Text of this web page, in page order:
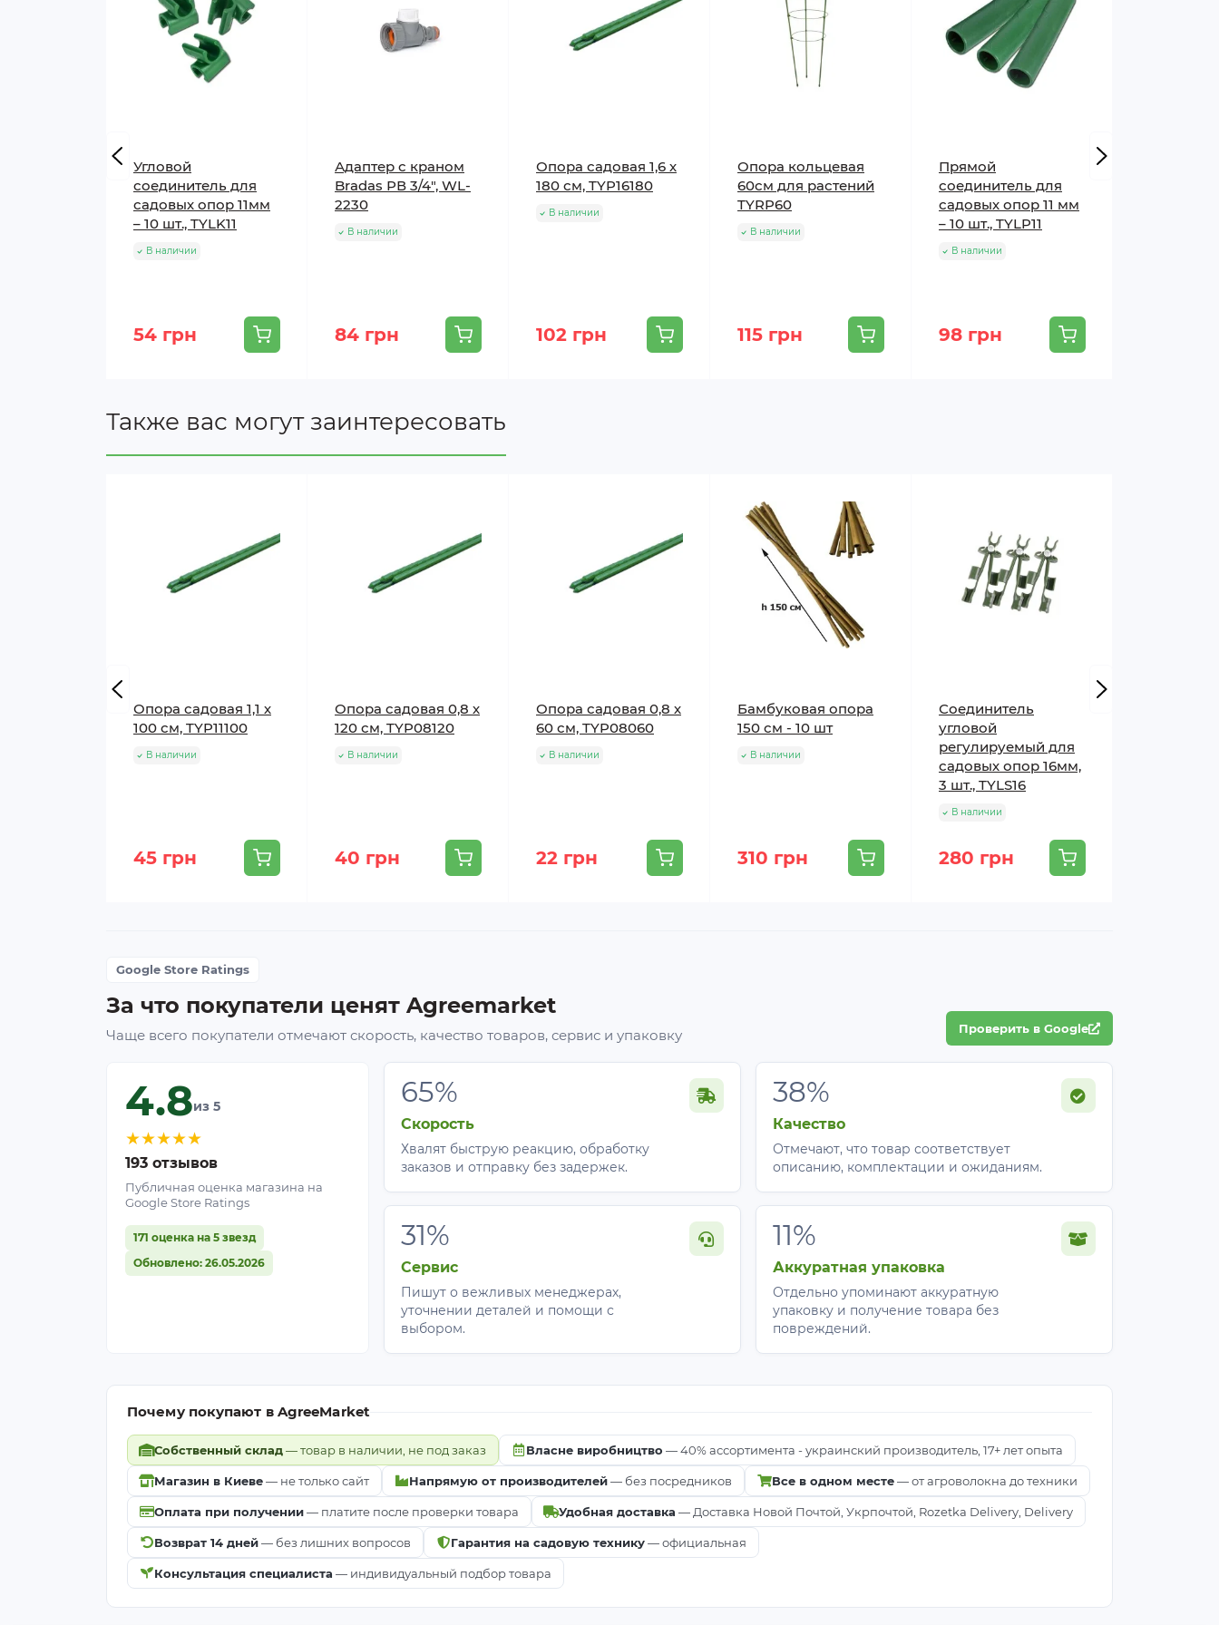
Угловой
соединитель для
садовых опор 11мм
– 10 шт., TYLK11
В наличии
54 грн
Адаптер с краном
Bradas РВ 3/4", WL-
2230
В наличии
84 грн
Опора садовая 1,6 х
180 см, TYP16180
В наличии
102 грн
Опора кольцевая
60см для растений
TYRP60
В наличии
115 грн
Прямой
соединитель для
садовых опор 11 мм
– 10 шт., TYLP11
В наличии
98 грн
Также вас могут заинтересовать
Опора садовая 1,1 х
100 см, TYP11100
В наличии
45 грн
Опора садовая 0,8 х
120 см, TYP08120
В наличии
40 грн
Опора садовая 0,8 х
60 см, TYP08060
В наличии
22 грн
Бамбуковая опора
150 см - 10 шт
В наличии
310 грн
Соединитель
угловой
регулируемый для
садовых опор 16мм,
3 шт., TYLS16
В наличии
280 грн
Google Store Ratings
За что покупатели ценят Agreemarket
Чаще всего покупатели отмечают скорость, качество товаров, сервис и упаковку Проверить в Google
4.8из 5
★★★★★
193 отзывов
Публичная оценка магазина на
Google Store Ratings
171 оценка на 5 звезд
Обновлено: 26.05.2026
65%
Скорость
Хвалят быструю реакцию, обработку
заказов и отправку без задержек.
38%
Качество
Отмечают, что товар соответствует
описанию, комплектации и ожиданиям.
31%
Сервис
Пишут о вежливых менеджерах,
уточнении деталей и помощи с
выбором.
11%
Аккуратная упаковка
Отдельно упоминают аккуратную
упаковку и получение товара без
повреждений.
Почему покупают в AgreeMarket
Собственный склад— товар в наличии, не под заказ Власне виробництво — 40% ассортимента - украинский производитель, 17+ лет опыта
Магазин в Киеве— не только сайт Напрямую от производителей— без посредников Все в одном месте— от агроволокна до техники
Оплата при получении— платите после проверки товара Удобная доставка — Доставка Новой Почтой, Укрпочтой, Rozetka Delivery, Delivery
Возврат 14 дней— без лишних вопросов Гарантия на садовую технику— официальная
Консультация специалиста — индивидуальный подбор товара